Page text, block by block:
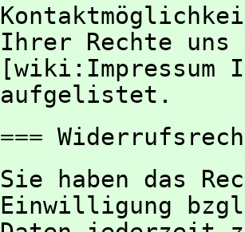
Ihrer Rechte uns
[wiki:Impressum
aufgelistet.
===
Sie haben das
Einwilligung